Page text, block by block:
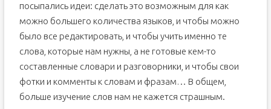
посыпались идеи: сделать это возможным для как
можно большего количества языков, и чтобы можно
было все редактировать, и чтобы учить именно те
слова, которые нам нужны, а не готовые кем-то
составленные словари и разговорники, и чтобы свои
фотки и комменты к словам и фразам… В общем,
больше изучение слов нам не кажется страшным.